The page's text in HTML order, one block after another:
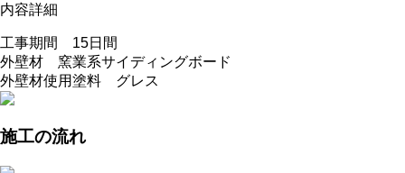
内容詳細
工事期間 15日間
外壁材 窯業系サイディングボード
外壁材使用塗料 グレス
施工の流れ